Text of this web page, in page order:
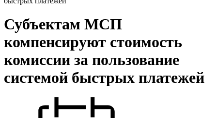
Субъектам МСП
компенсируют стоимость
комиссии за пользование
системой быстрых платежей